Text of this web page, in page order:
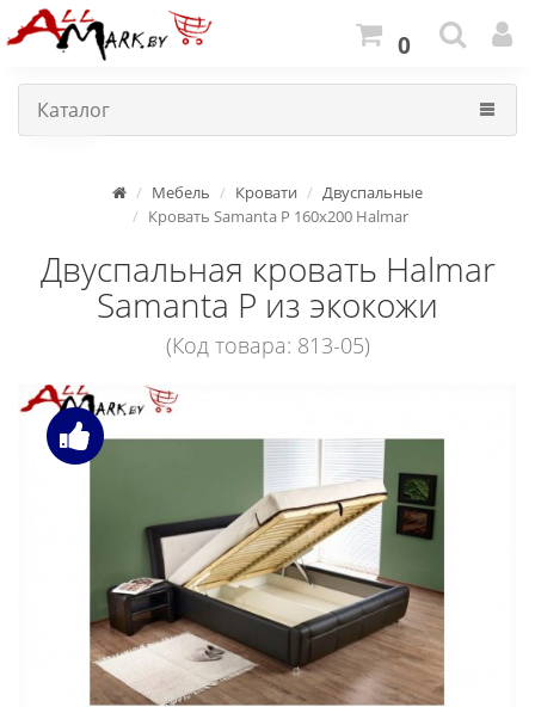
0
Каталог
Мебель Кровати
Двуспальные
Кровать Samanta P 160x200 Halmar
Двуспальная кровать Halmar
Samanta P из экокожи
(Код товара: 813-05)